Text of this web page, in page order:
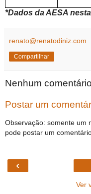
*Dados da AESA
renato@renatodiniz.com
Compartilhar
Nenhum
Postar um
Observação: somente um
pode postar um
‹
Ver